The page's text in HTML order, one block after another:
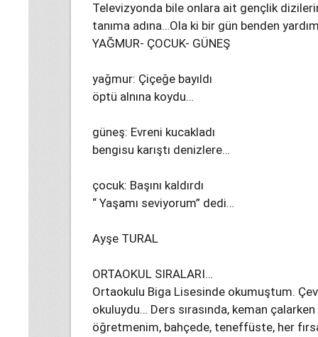
Televizyonda bile onlara ait gençlik
tanıma adına…Ola ki bir gün benden
YAĞMUR- ÇOCUK- GÜNEŞ
yağmur: Çiçeğe bayıldı
öptü alnına koydu…
güneş: Evreni kucakladı
bengisu karıştı denizlere…
çocuk: Başını kaldırdı
“ Yaşamı seviyorum” dedi…
Ayşe TURAL
ORTAOKUL SIRALARI…
Ortaokulu Biga Lisesinde okumuştum.
okuluydu… Ders sırasında, keman
öğretmenim, bahçede, teneffüste, her